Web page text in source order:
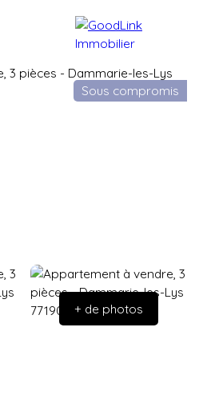
Sous compromis
+ de photos